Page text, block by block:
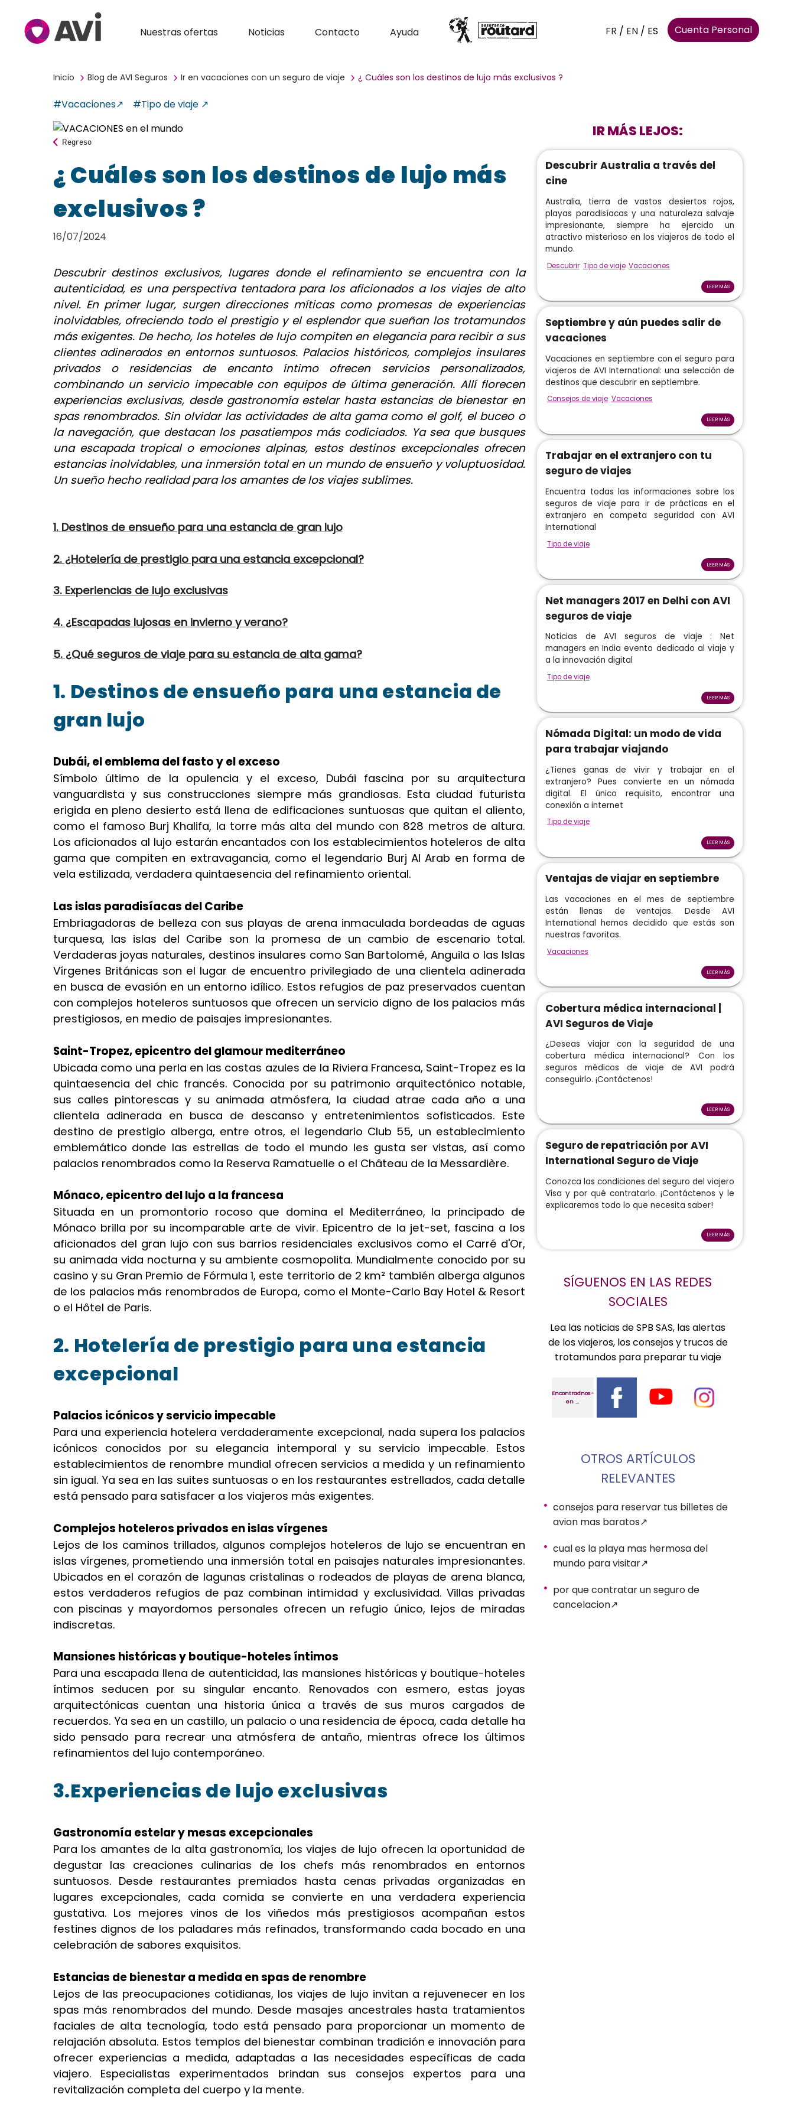
Nuestras ofertas Noticias Contacto Ayuda FR / EN / ES Cuenta Personal
Inicio Blog de AVI Seguros Ir en vacaciones con un seguro de viaje ¿ Cuáles son los destinos de lujo más exclusivos ?
#Vacaciones #Tipo de viaje
Regreso
¿ Cuáles son los destinos de lujo más
exclusivos ?
16/07/2024
Descubrir destinos exclusivos, lugares donde el refinamiento se encuentra con la
autenticidad, es una perspectiva tentadora para los aficionados a los viajes de alto
nivel. En primer lugar, surgen direcciones míticas como promesas de experiencias
inolvidables, ofreciendo todo el prestigio y el esplendor que sueñan los trotamundos
más exigentes. De hecho, los hoteles de lujo compiten en elegancia para recibir a sus
clientes adinerados en entornos suntuosos. Palacios históricos, complejos insulares
privados o residencias de encanto íntimo ofrecen servicios personalizados,
combinando un servicio impecable con equipos de última generación. Allí florecen
experiencias exclusivas, desde gastronomía estelar hasta estancias de bienestar en
spas renombrados. Sin olvidar las actividades de alta gama como el golf, el buceo o
la navegación, que destacan los pasatiempos más codiciados. Ya sea que busques
una escapada tropical o emociones alpinas, estos destinos excepcionales ofrecen
estancias inolvidables, una inmersión total en un mundo de ensueño y voluptuosidad.
Un sueño hecho realidad para los amantes de los viajes sublimes.
1. Destinos de ensueño para una estancia de gran lujo
2. ¿Hotelería de prestigio para una estancia excepcional?
3. Experiencias de lujo exclusivas
4. ¿Escapadas lujosas en invierno y verano?
5. ¿Qué seguros de viaje para su estancia de alta gama?
1. Destinos de ensueño para una estancia de
gran lujo
Dubái, el emblema del fasto y el exceso
Símbolo último de la opulencia y el exceso, Dubái fascina por su arquitectura
vanguardista y sus construcciones siempre más grandiosas. Esta ciudad futurista
erigida en pleno desierto está llena de edificaciones suntuosas que quitan el aliento,
como el famoso Burj Khalifa, la torre más alta del mundo con 828 metros de altura.
Los aficionados al lujo estarán encantados con los establecimientos hoteleros de alta
gama que compiten en extravagancia, como el legendario Burj Al Arab en forma de
vela estilizada, verdadera quintaesencia del refinamiento oriental.
Las islas paradisíacas del Caribe
Embriagadoras de belleza con sus playas de arena inmaculada bordeadas de aguas
turquesa, las islas del Caribe son la promesa de un cambio de escenario total.
Verdaderas joyas naturales, destinos insulares como San Bartolomé, Anguila o las Islas
Vírgenes Británicas son el lugar de encuentro privilegiado de una clientela adinerada
en busca de evasión en un entorno idílico. Estos refugios de paz preservados cuentan
con complejos hoteleros suntuosos que ofrecen un servicio digno de los palacios más
prestigiosos, en medio de paisajes impresionantes.
Saint-Tropez, epicentro del glamour mediterráneo
Ubicada como una perla en las costas azules de la Riviera Francesa, Saint-Tropez es la
quintaesencia del chic francés. Conocida por su patrimonio arquitectónico notable,
sus calles pintorescas y su animada atmósfera, la ciudad atrae cada año a una
clientela adinerada en busca de descanso y entretenimientos sofisticados. Este
destino de prestigio alberga, entre otros, el legendario Club 55, un establecimiento
emblemático donde las estrellas de todo el mundo les gusta ser vistas, así como
palacios renombrados como la Reserva Ramatuelle o el Château de la Messardière.
Mónaco, epicentro del lujo a la francesa
Situada en un promontorio rocoso que domina el Mediterráneo, la principado de
Mónaco brilla por su incomparable arte de vivir. Epicentro de la jet-set, fascina a los
aficionados del gran lujo con sus barrios residenciales exclusivos como el Carré d'Or,
su animada vida nocturna y su ambiente cosmopolita. Mundialmente conocido por su
casino y su Gran Premio de Fórmula 1, este territorio de 2 km² también alberga algunos
de los palacios más renombrados de Europa, como el Monte-Carlo Bay Hotel & Resort
o el Hôtel de Paris.
2. Hotelería de prestigio para una estancia
excepcional
Palacios icónicos y servicio impecable
Para una experiencia hotelera verdaderamente excepcional, nada supera los palacios
icónicos conocidos por su elegancia intemporal y su servicio impecable. Estos
establecimientos de renombre mundial ofrecen servicios a medida y un refinamiento
sin igual. Ya sea en las suites suntuosas o en los restaurantes estrellados, cada detalle
está pensado para satisfacer a los viajeros más exigentes.
Complejos hoteleros privados en islas vírgenes
Lejos de los caminos trillados, algunos complejos hoteleros de lujo se encuentran en
islas vírgenes, prometiendo una inmersión total en paisajes naturales impresionantes.
Ubicados en el corazón de lagunas cristalinas o rodeados de playas de arena blanca,
estos verdaderos refugios de paz combinan intimidad y exclusividad. Villas privadas
con piscinas y mayordomos personales ofrecen un refugio único, lejos de miradas
indiscretas.
Mansiones históricas y boutique-hoteles íntimos
Para una escapada llena de autenticidad, las mansiones históricas y boutique-hoteles
íntimos seducen por su singular encanto. Renovados con esmero, estas joyas
arquitectónicas cuentan una historia única a través de sus muros cargados de
recuerdos. Ya sea en un castillo, un palacio o una residencia de época, cada detalle ha
sido pensado para recrear una atmósfera de antaño, mientras ofrece los últimos
refinamientos del lujo contemporáneo.
3.Experiencias de lujo exclusivas
Gastronomía estelar y mesas excepcionales
Para los amantes de la alta gastronomía, los viajes de lujo ofrecen la oportunidad de
degustar las creaciones culinarias de los chefs más renombrados en entornos
suntuosos. Desde restaurantes premiados hasta cenas privadas organizadas en
lugares excepcionales, cada comida se convierte en una verdadera experiencia
gustativa. Los mejores vinos de los viñedos más prestigiosos acompañan estos
festines dignos de los paladares más refinados, transformando cada bocado en una
celebración de sabores exquisitos.
Estancias de bienestar a medida en spas de renombre
Lejos de las preocupaciones cotidianas, los viajes de lujo invitan a rejuvenecer en los
spas más renombrados del mundo. Desde masajes ancestrales hasta tratamientos
faciales de alta tecnología, todo está pensado para proporcionar un momento de
relajación absoluta. Estos templos del bienestar combinan tradición e innovación para
ofrecer experiencias a medida, adaptadas a las necesidades específicas de cada
viajero. Especialistas experimentados brindan sus consejos expertos para una
revitalización completa del cuerpo y la mente.
IR MÁS LEJOS:
Descubrir Australia a través del
cine
Australia, tierra de vastos desiertos rojos,
playas paradisíacas y una naturaleza salvaje
impresionante, siempre ha ejercido un
atractivo misterioso en los viajeros de todo el
mundo.
Descubrir Tipo de viaje Vacaciones
LEER MÁS
Septiembre y aún puedes salir de
vacaciones
Vacaciones en septiembre con el seguro para
viajeros de AVI International: una selección de
destinos que descubrir en septiembre.
Consejos de viaje Vacaciones
LEER MÁS
Trabajar en el extranjero con tu
seguro de viajes
Encuentra todas las informaciones sobre los
seguros de viaje para ir de prácticas en el
extranjero en competa seguridad con AVI
International
Tipo de viaje
LEER MÁS
Net managers 2017 en Delhi con AVI
seguros de viaje
Noticias de AVI seguros de viaje : Net
managers en India evento dedicado al viaje y
a la innovación digital
Tipo de viaje
LEER MÁS
Nómada Digital: un modo de vida
para trabajar viajando
¿Tienes ganas de vivir y trabajar en el
extranjero? Pues convierte en un nómada
digital. El único requisito, encontrar una
conexión a internet
Tipo de viaje
LEER MÁS
Ventajas de viajar en septiembre
Las vacaciones en el mes de septiembre
están llenas de ventajas. Desde AVI
International hemos decidido que estás son
nuestras favoritas.
Vacaciones
LEER MÁS
Cobertura médica internacional |
AVI Seguros de Viaje
¿Deseas viajar con la seguridad de una
cobertura médica internacional? Con los
seguros médicos de viaje de AVI podrá
conseguirlo. ¡Contáctenos!
LEER MÁS
Seguro de repatriación por AVI
International Seguro de Viaje
Conozca las condiciones del seguro del viajero
Visa y por qué contratarlo. ¡Contáctenos y le
explicaremos todo lo que necesita saber!
LEER MÁS
SÍGUENOS EN LAS REDES
SOCIALES
Lea las noticias de SPB SAS, las alertas
de los viajeros, los consejos y trucos de
trotamundos para preparar tu viaje
Encontradnos-
en ...
OTROS ARTÍCULOS
RELEVANTES
consejos para reservar tus billetes de
avion mas baratos
cual es la playa mas hermosa del
mundo para visitar
por que contratar un seguro de
cancelacion